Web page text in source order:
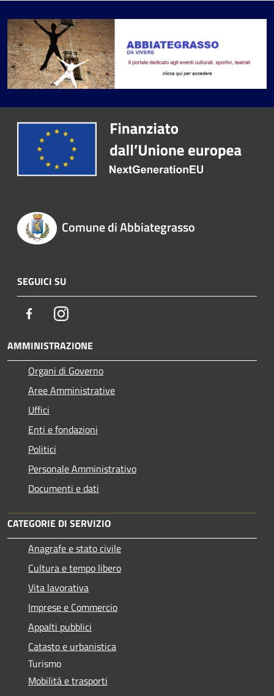
Comune di Abbiategrasso
SEGUICI SU
FacebookInstagram
AMMINISTRAZIONE
Organi di Governo
Aree Amministrative
Uffici
Enti e fondazioni
Politici
Personale Amministrativo
Documenti e dati
CATEGORIE DI SERVIZIO
Anagrafe e stato civile
Cultura e tempo libero
Vita lavorativa
Imprese e Commercio
Appalti pubblici
Catasto e urbanistica
Turismo
Mobilità e trasporti